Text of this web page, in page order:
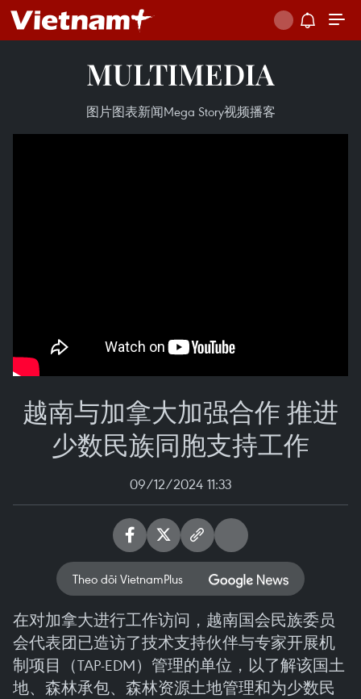
MULTIMEDIA
图片图表新闻Mega Story视频播客
越南与加拿大加强合作 推进
少数民族同胞支持工作
09/12/2024 11:33
Theo dõi VietnamPlus
在对加拿大进行工作访问，越南国会民族委员
会代表团已造访了技术支持伙伴与专家开展机
制项目（TAP-EDM）管理的单位，以了解该国土
地、森林承包、森林资源土地管理和为少数民